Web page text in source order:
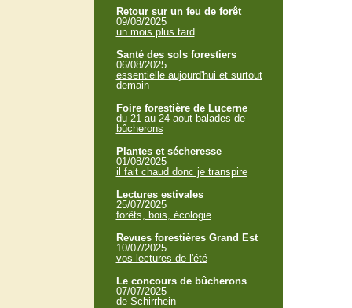
Retour sur un feu de forêt
09/08/2025
un mois plus tard
Santé des sols forestiers
06/08/2025
essentielle aujourd'hui et surtout
demain
Foire forestière de Lucerne
du 21 au 24 aout balades de
bûcherons
Plantes et sécheresse
01/08/2025
il fait chaud donc je transpire
Lectures estivales
25/07/2025
forêts, bois, écologie
Revues forestières Grand Est
10/07/2025
vos lectures de l'été
Le concours de bûcherons
07/07/2025
de Schirrhein